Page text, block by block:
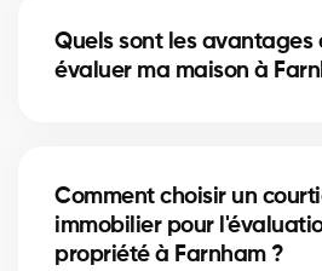
Quels sont les avantages
évaluer ma maison à
maison, à fixer un prix réaliste
prendre des décisions éclairées
refinancement ou d’un projet
Comment choisir un
immobilier pour
propriété à Farnham ?